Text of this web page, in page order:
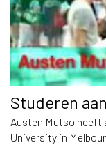
Studeren
Austen Mutso heeft
University in